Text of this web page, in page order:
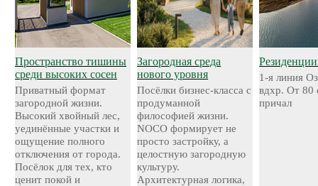
Пространство тишины
среди высоких сосен
Приватный формат
загородной жизни.
Высокий хвойный лес,
уединённые участки и
ощущение полного
отключения от города.
Посёлок для тех, кто
ценит покой и
Загородная среда
нового уровня
Посёлки бизнес-класса с
продуманной
философией жизни.
NOCO формирует не
просто застройку, а
целостную загородную
культуру.
Архитектурная логика,
1-я линия
вдхр. От 80
причал